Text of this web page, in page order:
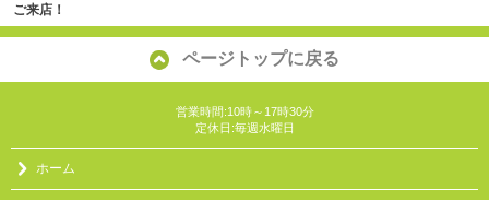
ご来店！
ページトップに戻る
営業時間:10時～17時30分
定休日:毎週水曜日
ホーム